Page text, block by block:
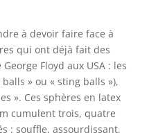
à devoir faire face à
qui ont déjà fait des
Floyd aux USA : les
» ou « sting balls »),
». Ces sphères en latex
cumulent trois, quatre
: souffle, assourdissant,